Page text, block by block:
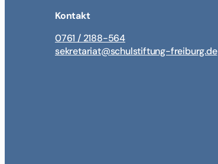
Kontakt
0761 / 2188-564
sekretariat@schulstiftung-freiburg.de